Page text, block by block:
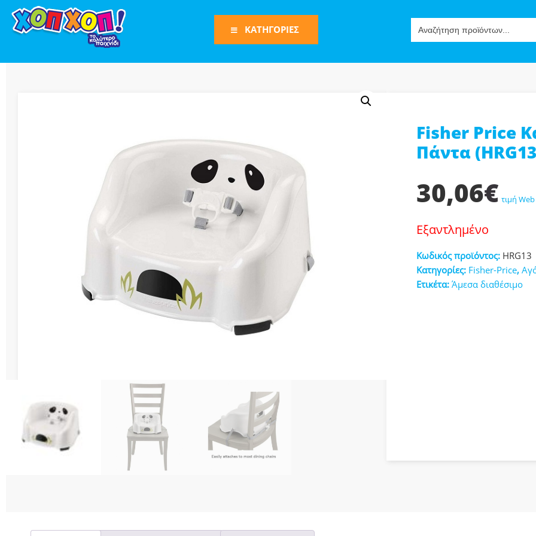
for:
ΚΑΤΗΓΟΡΙΕΣ
Τρένα
Bruder
Οχήματα
Πίστες-Γκαράζ
Παιχνίδια Ρόλων-Μίμησης
Σπόρ
Fisher Price
Πάντα
30,06€ τιμή Web
Εξαντλημένο
Κωδικός προϊόντος: HRG13
Κατηγορίες: Fisher-Price,
Ετικέτα: Άμεσα διαθέσιμο